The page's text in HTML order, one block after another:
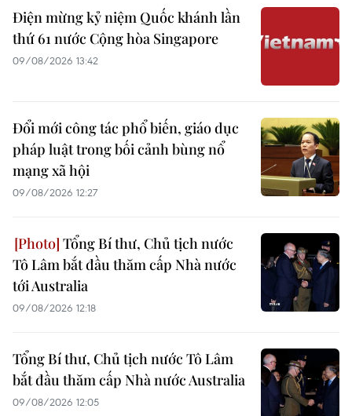
Điện mừng kỷ niệm Quốc khánh lần
thứ 61 nước Cộng hòa Singapore
09/08/2026 13:42
Đổi mới công tác phổ biến, giáo dục
pháp luật trong bối cảnh bùng nổ
mạng xã hội
09/08/2026 12:27
Tổng Bí thư, Chủ tịch nước
Tô Lâm bắt đầu thăm cấp Nhà nước
tới Australia
09/08/2026 12:18
Tổng Bí thư, Chủ tịch nước Tô Lâm
bắt đầu thăm cấp Nhà nước Australia
09/08/2026 12:05